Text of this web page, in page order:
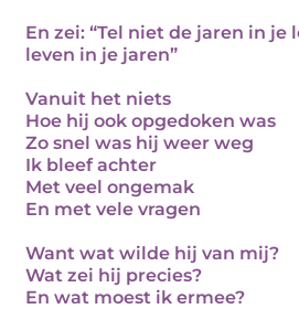
En zei: “Tel niet de jaren in je
leven in je jaren”
Vanuit het niets
Hoe hij ook opgedoken was
Zo snel was hij weer weg
Ik bleef achter
Met veel ongemak
En met vele vragen
Want wat wilde hij van mij?
Wat zei hij precies?
En wat moest ik ermee?